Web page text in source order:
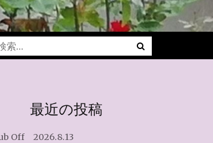
:
最近の投稿
Off 2026.8.13